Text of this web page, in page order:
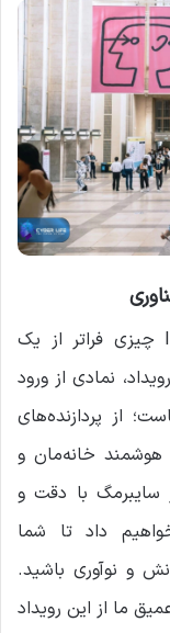
همانطور که مشاهده می‌کنید، IFA 2025 چیزی فراتر از یک
نمادی از ورود
از پردازنده‌های
هوشمند خانه‌مان و
با دقت و
داد تا شما
و نوآوری باشید.
ما از این رویداد